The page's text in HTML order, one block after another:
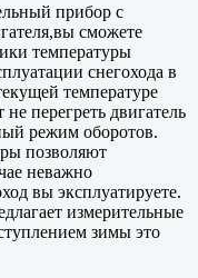
прибор с
сможете
температуры
снегохода в
температуре
перегреть двигатель
режим оборотов.
позволяют
неважно
вы эксплуатируете.
измерительные
зимы это